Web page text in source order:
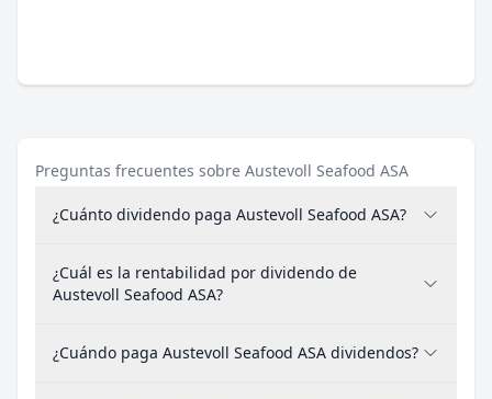
Preguntas frecuentes sobre Austevoll Seafood ASA
¿Cuánto dividendo paga Austevoll Seafood ASA?
¿Cuál es la rentabilidad por dividendo de
Austevoll Seafood ASA?
¿Cuándo paga Austevoll Seafood ASA dividendos?